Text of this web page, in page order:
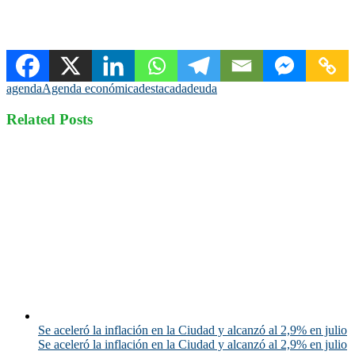
agendaAgenda económicadestacadadeuda
Related Posts
Se aceleró la inflación en la Ciudad y alcanzó al 2,9% en julio
Se aceleró la inflación en la Ciudad y alcanzó al 2,9% en julio